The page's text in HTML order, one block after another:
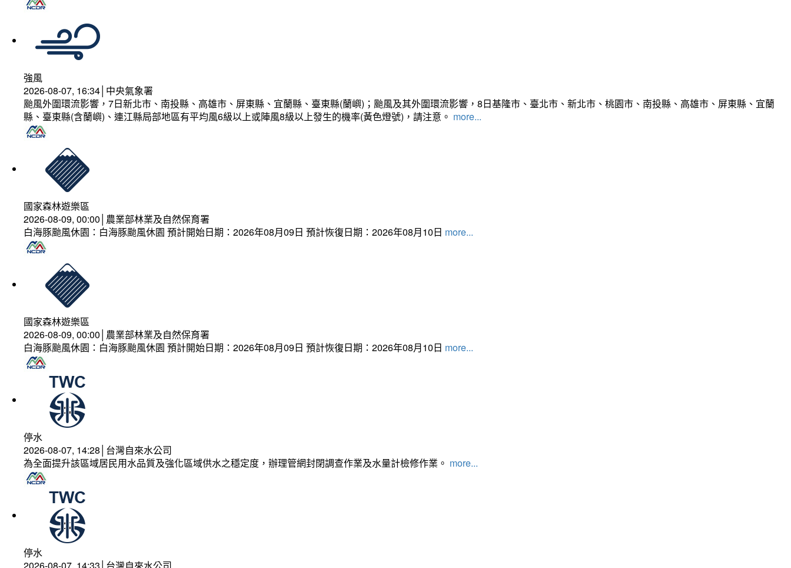
強風
2026-08-07, 16:34│中央氣象署
颱風外圍環流影響，7日新北市、南投縣、高雄市、屏東縣、宜蘭縣、臺東縣(蘭嶼)；颱風及其外圍環流影響，8日基隆市、臺北市、新北市、桃園市、南投縣、高雄市、屏東縣、宜蘭
縣、臺東縣(含蘭嶼)、連江縣局部地區有平均風6級以上或陣風8級以上發生的機率(黃色燈號)，請注意。 more...
國家森林遊樂區
2026-08-09, 00:00│農業部林業及自然保育署
白海豚颱風休園：白海豚颱風休園 預計開始日期：2026年08月09日 預計恢復日期：2026年08月10日 more...
國家森林遊樂區
2026-08-09, 00:00│農業部林業及自然保育署
白海豚颱風休園：白海豚颱風休園 預計開始日期：2026年08月09日 預計恢復日期：2026年08月10日 more...
停水
2026-08-07, 14:28│台灣自來水公司
為全面提升該區域居民用水品質及強化區域供水之穩定度，辦理管網封閉調查作業及水量計檢修作業。 more...
停水